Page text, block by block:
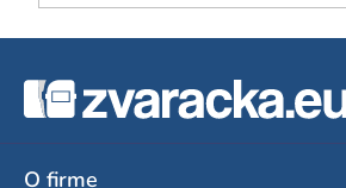
O firme